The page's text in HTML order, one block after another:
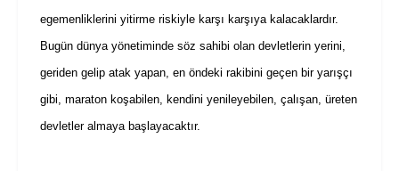
egemenliklerini yitirme riskiyle karşı karşıya kalacaklardır.
Bugün dünya yönetiminde söz sahibi olan devletlerin yerini,
geriden gelip atak yapan, en öndeki rakibini geçen bir yarışçı
gibi, maraton koşabilen, kendini yenileyebilen, çalışan, üreten
devletler almaya başlayacaktır.